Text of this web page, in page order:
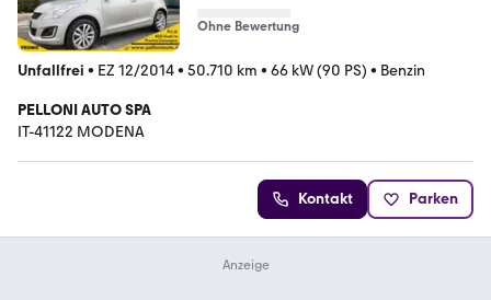
Ohne Bewertung
Unfallfrei • EZ 12/2014• 50.710 km • 66 kW (90 PS) • Benzin
PELLONI AUTO SPA
IT-41122 MODENA
Kontakt Parken